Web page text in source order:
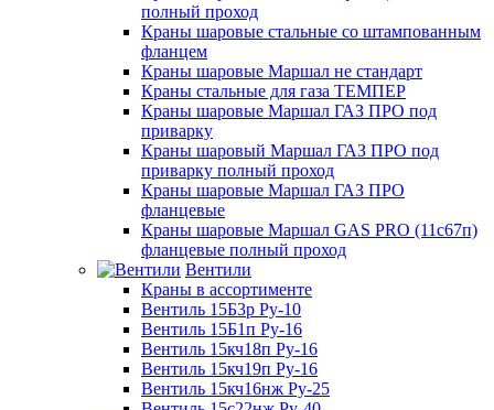
полный проход
Краны шаровые стальные со штампованным
фланцем
Краны шаровые Маршал не стандарт
Краны стальные для газа ТЕМПЕР
Краны шаровые Маршал ГАЗ ПРО под
приварку
Краны шаровый Маршал ГАЗ ПРО под
приварку полный проход
Краны шаровые Маршал ГАЗ ПРО
фланцевые
Краны шаровые Маршал GAS PRO (11с67п)
фланцевые полный проход
Вентили
Краны в ассортименте
Вентиль 15Б3р Ру-10
Вентиль 15Б1п Ру-16
Вентиль 15кч18п Ру-16
Вентиль 15кч19п Ру-16
Вентиль 15кч16нж Ру-25